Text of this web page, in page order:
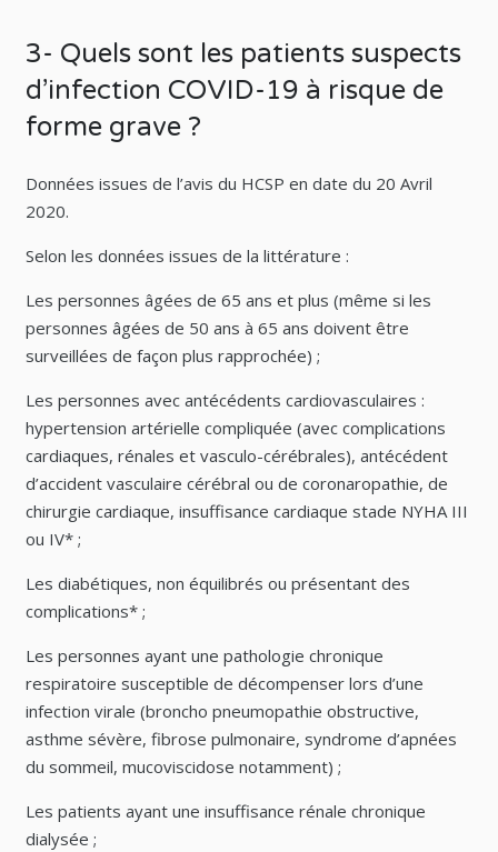
3- Quels sont les patients suspects
d’infection COVID-19 à risque de
forme grave ?
Données issues de l’avis du HCSP en date du 20 Avril
2020.
Selon les données issues de la littérature :
Les personnes âgées de 65 ans et plus (même si les
personnes âgées de 50 ans à 65 ans doivent être
surveillées de façon plus rapprochée) ;
Les personnes avec antécédents cardiovasculaires :
hypertension artérielle compliquée (avec complications
cardiaques, rénales et vasculo-cérébrales), antécédent
d’accident vasculaire cérébral ou de coronaropathie, de
chirurgie cardiaque, insuffisance cardiaque stade NYHA III
ou IV* ;
Les diabétiques, non équilibrés ou présentant des
complications* ;
Les personnes ayant une pathologie chronique
respiratoire susceptible de décompenser lors d’une
infection virale (broncho pneumopathie obstructive,
asthme sévère, fibrose pulmonaire, syndrome d’apnées
du sommeil, mucoviscidose notamment) ;
Les patients ayant une insuffisance rénale chronique
dialysée ;